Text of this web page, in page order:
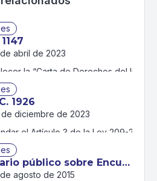
abril de 2023
la “Carta de Derechos del
1926
de diciembre de 2023
el Artículo 3 de la Ley 209-2003,
Comentario público sobre Encuesta de Grupo Trabajador
agosto de 2015